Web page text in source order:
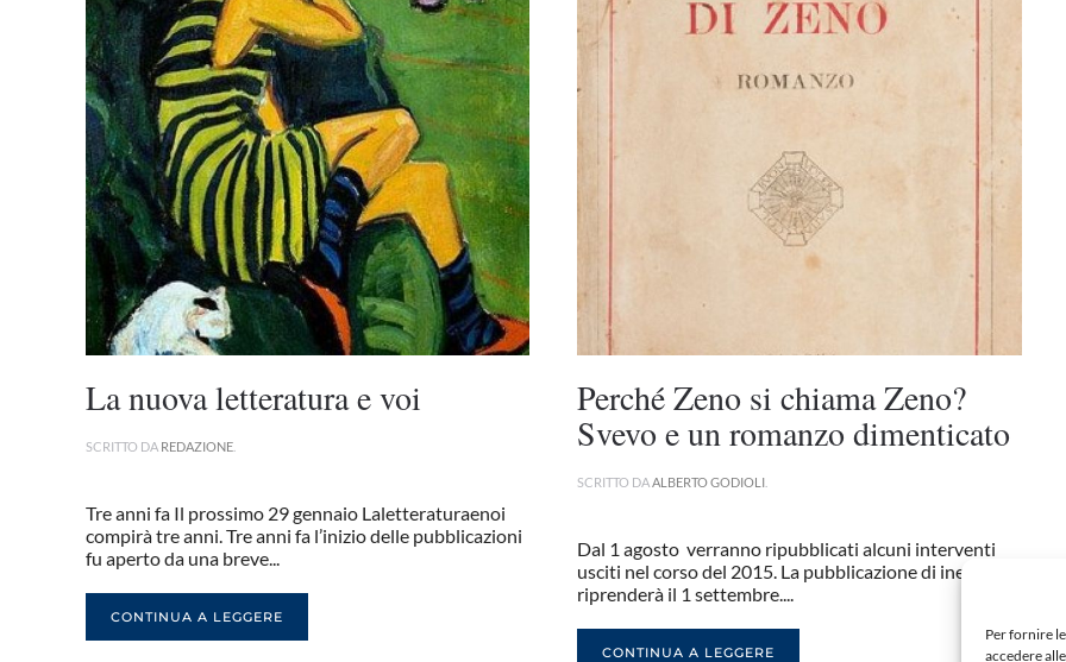
Per fornire
accedere
La nuova letteratura e voi
SCRITTO DA REDAZIONE
Tre anni fa Il prossimo 29 gennaio Laletteraturaenoi
compirà tre anni. Tre anni fa l’inizio delle pubblicazioni
fu aperto da una breve...
CONTINUA A LEGGERE
Perché Zeno si chiama Zeno?
Svevo e un romanzo dimenticato
SCRITTO DAALBERTO GODIOLI
Dal 1 agosto verranno ripubblicati alcuni interventi
usciti nel corso del 2015. La pubblicazione di inediti
riprenderà il 1 settembre....
CONTINUA A LEGGERE